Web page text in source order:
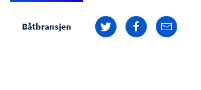
Båtbransjen